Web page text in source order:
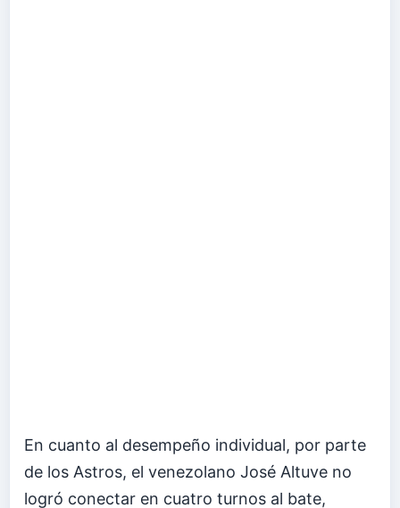
En cuanto al desempeño individual, por parte
de los Astros, el venezolano José Altuve no
logró conectar en cuatro turnos al bate,